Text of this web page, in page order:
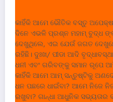
କାହିଁକି ଆମେ ଭୌତିକ ବସ୍ତୁ
ଦିନେ ଏଭଳି ପ୍ରଶ୍ନ ମହାମ୍ ବୁଦ୍ଧ ଙ୍କ
ଦେଖୁଥିଲେ, ଏଇ ଯେଉଁ ଜଗତ
ରହିଛି। ଦୁଃଖ/ ପୀଡା ଆଦି
ଧନୀ ଏବଂ ଗରିବଙ୍କୁ ସମାନ ରୂପେ
କାହିଁକି ଆମେ ଆମ୍ ସନ୍ତୁଷ୍ଟିକୁ
ଧନ ପଛରେ ଧାଇଁବା? ଆମେ ନିଜେ
ରଖୁବା? ଗାନ୍ଧା ଆଧୁନିକ ସଭ୍ୟତାର